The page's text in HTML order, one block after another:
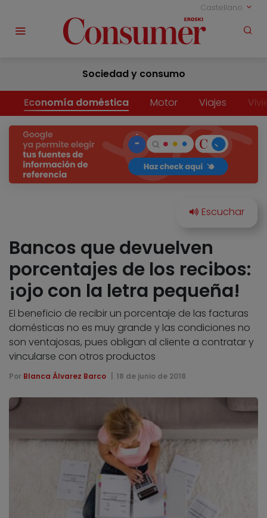
Castellano
Sociedad y consumo
Economía doméstica Motor Viajes
Bancos que devuelven
porcentajes de los recibos:
¡ojo con la letra pequeña!
El beneficio de recibir un porcentaje de las facturas
domésticas no es muy grande y las condiciones no
son ventajosas, pues obligan al cliente a contratar y
vincularse con otros productos
Por Blanca Álvarez Barco 18 de junio de 2018